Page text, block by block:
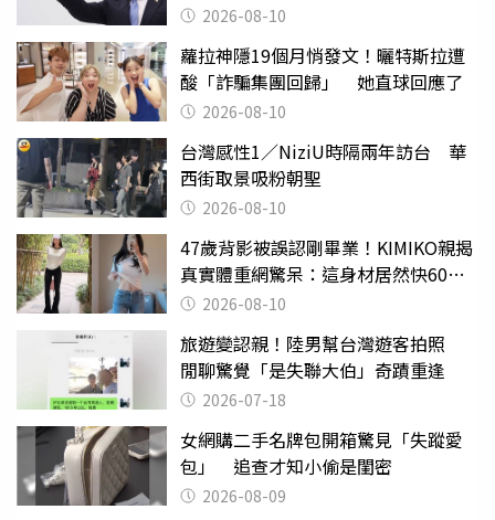
2026-08-10
蘿拉神隱19個月悄發文！曬特斯拉遭
酸「詐騙集團回歸」 她直球回應了
2026-08-10
台灣感性1／NiziU時隔兩年訪台 華
西街取景吸粉朝聖
2026-08-10
47歲背影被誤認剛畢業！KIMIKO親揭
真實體重網驚呆：這身材居然快60公
斤？2026-08-10
旅遊變認親！陸男幫台灣遊客拍照
閒聊驚覺「是失聯大伯」奇蹟重逢
2026-07-18
女網購二手名牌包開箱驚見「失蹤愛
包」 追查才知小偷是閨密
2026-08-09